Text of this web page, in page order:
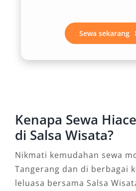
Bandara Soekarno–Hatta dan
2. Hemat Biaya
menggunakan satu unit
kelompok tentu lebih efisien
Dengan sistem tarif harian
atau bahkan perjalanan
bisa menekan biaya
mengorbankan kenyamanan.
Sewa sekarang
Kenapa Sewa
di Salsa Wisata?
Nikmati kemudahan sewa
Tangerang dan di berbagai
leluasa bersama Salsa